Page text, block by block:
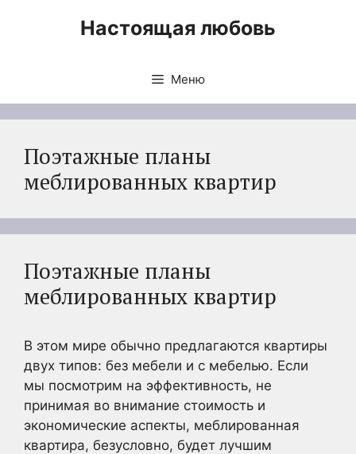
Настоящая любовь
Меню
Поэтажные планы
меблированных квартир
Поэтажные планы
меблированных квартир
В этом мире обычно предлагаются квартиры
двух типов: без мебели и с мебелью. Если
мы посмотрим на эффективность, не
принимая во внимание стоимость и
экономические аспекты, меблированная
квартира, безусловно, будет лучшим